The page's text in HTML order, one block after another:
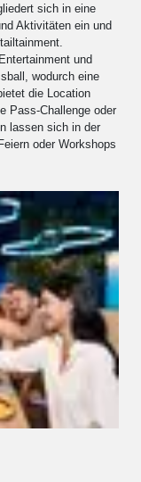
sich in eine
Aktivitäten ein und
und
wodurch eine
die Location
Pass-Challenge oder
lassen sich in der
oder Workshops